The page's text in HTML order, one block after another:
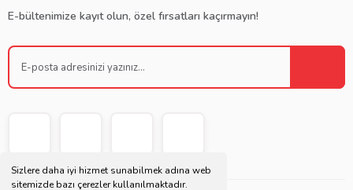
Sizlere daha iyi hizmet sunabilmek adına web
sitemizde bazı çerezler kullanılmaktadır.
E-bültenimize kayıt olun, özel fırsatları kaçırmayın!